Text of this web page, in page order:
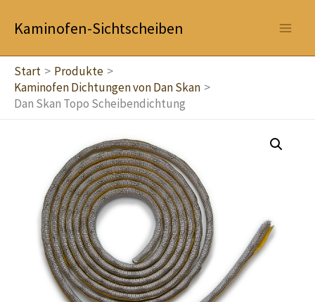
InhaltKaminofen-Sichtscheiben
Start
Produkte
Kaminofen Dichtungen von Dan Skan
Dan Skan Topo Scheibendichtung